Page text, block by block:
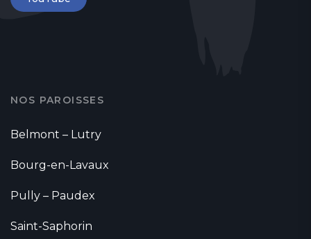
NOS PAROISSES
Belmont – Lutry
Bourg-en-Lavaux
Pully – Paudex
Saint-Saphorin